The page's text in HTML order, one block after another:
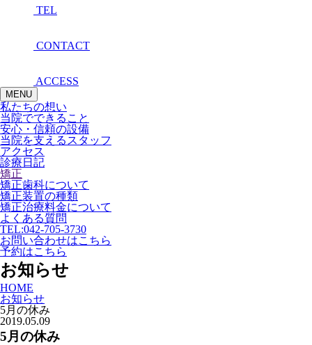
TEL
CONTACT
ACCESS
MENU
私たちの想い
当院でできること
安心・信頼の設備
当院を支えるスタッフ
アクセス
診療日記
矯正
矯正歯科について
矯正装置の種類
矯正治療料金について
よくある質問
TEL:042-705-3730
お問い合わせはこちら
予約はこちら
お知らせ
HOME
お知らせ
5月の休み
2019.05.09
5月の休み